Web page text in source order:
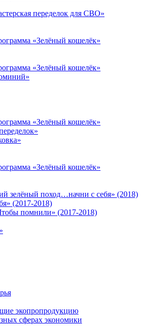
переделок для СВО»
«Зелёный кошелёк»
«Зелёный кошелёк»
«Зелёный кошелёк»
«Зелёный кошелёк»
зелёный поход…начни с себя» (2018)
(2017-2018)
помнили» (2017-2018)
экопропродукцию
сферах экономики